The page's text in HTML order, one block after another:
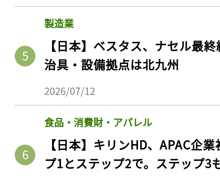
製造業
【日本】ベスタス、ナセル最
治具・設備拠点は北九州
2026/07/12
食品・消費財・アパレル
【日本】キリンHD、APAC企
プ1とステップ2で。ステップ3